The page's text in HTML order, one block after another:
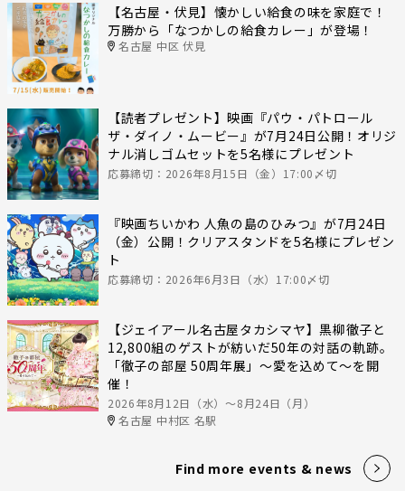
【名古屋・伏見】懐かしい給食の味を家庭で！
万勝から「なつかしの給食カレー」が登場！
名古屋 中区 伏見
【読者プレゼント】映画『パウ・パトロール
ザ・ダイノ・ムービー』が7月24日公開！オリジ
ナル消しゴムセットを5名様にプレゼント
応募締切：2026年8月15日（金）17:00〆切
『映画ちいかわ 人魚の島のひみつ』が7月24日
（金）公開！クリアスタンドを5名様にプレゼン
ト
応募締切：2026年6月3日（水）17:00〆切
【ジェイアール名古屋タカシマヤ】黒柳徹子と
12,800組のゲストが紡いだ50年の対話の軌跡。
「徹子の部屋 50周年展」～愛を込めて～を開
催！
2026年8月12日（水）〜8月24日（月）
名古屋 中村区 名駅
Find more events & news